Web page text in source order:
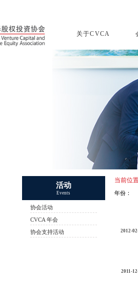
关于CVCA
活动
Events
协会活动
CVCA 年会
协会支持活动
当前位
年份：
2012-
2011-